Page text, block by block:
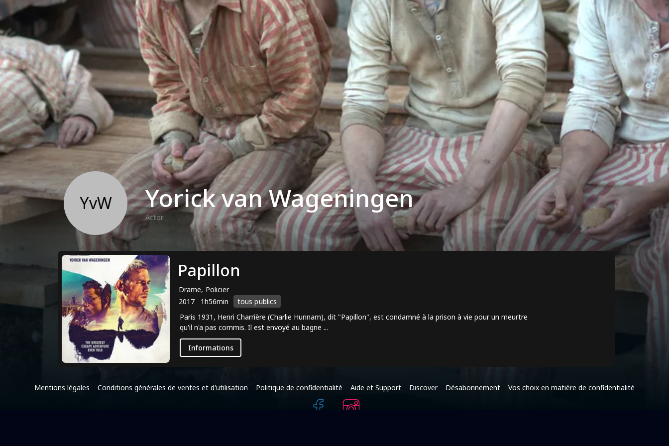
YvW Yorick van Wageningen
Actor
Papillon
Drame, Policier
2017
1h56min
tous publics
Paris 1931, Henri Charrière (Charlie Hunnam), dit "Papillon", est condamné à la prison à vie pour un meurtre
qu'il n'a pas commis. Il est envoyé au bagne ...
Informations
Mentions légales Conditions générales de ventes et d'utilisation Politique de confidentialité Aide et Support Discover Désabonnement Vos choix en matière de confidentialité